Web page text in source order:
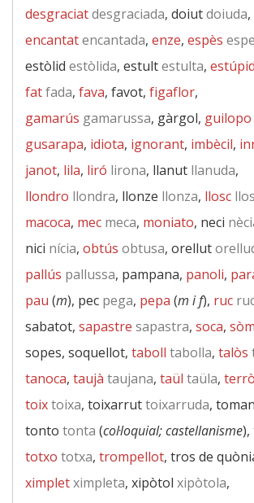
desgraciatdesgraciada, doiutdoiuda,
encantatencantada, enze, espès
estòlid estòlida, estultestulta, estúpid
fatfada, fava, favot, figaflor,
gamarús gamarussa, gàrgol, guilopo
gusarapa, idiota, ignorant, imbècil,
janot, lila, liró lirona, llanut llanuda,
llondro llondra, llonze llonza, llosc
macoca, mec meca, moniato, neci
nici nícia, obtús obtusa, orellut
pallús pallussa, pampana, panoli,
pau (m), pec pega, pepa (m i f), ruc
sabatot, sapastre sapastra, soca,
sopes, soquellot, taboll tabolla, talòs
tanoca, taujà taujana, taül taüla,
toixtoixa, toixarruttoixarruda,
tonto tonta (col·loquial; castellanisme),
totxo totxa, trompellot, tros de
ximpletximpleta, xipòtol xipòtola,